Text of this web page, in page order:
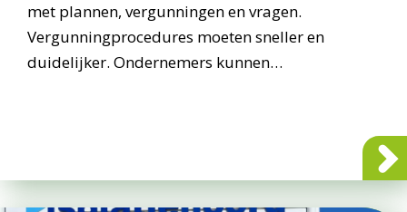
met plannen, vergunningen en vragen.
Vergunningprocedures moeten sneller en
duidelijker. Ondernemers kunnen…